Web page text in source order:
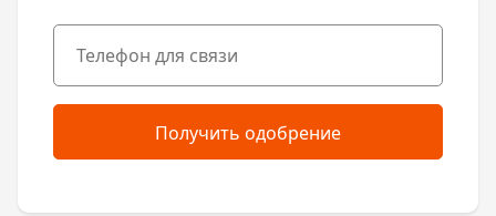
Получить одобрение